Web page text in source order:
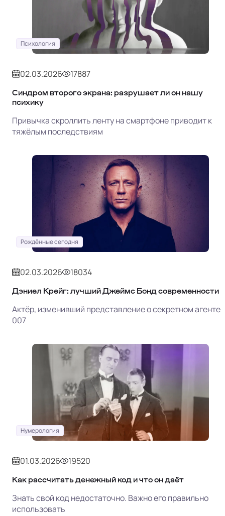
Психология
02.03.2026 17887
Синдром второго экрана: разрушает ли он нашу
психику
Привычка скроллить ленту на смартфоне приводит к
тяжёлым последствиям
Рождённые сегодня
02.03.2026 18034
Дэниел Крейг: лучший Джеймс Бонд современности
Актёр, изменивший представление о секретном агенте
007
Нумерология
01.03.2026 19520
Как рассчитать денежный код и что он даёт
Знать свой код недостаточно. Важно его правильно
использовать